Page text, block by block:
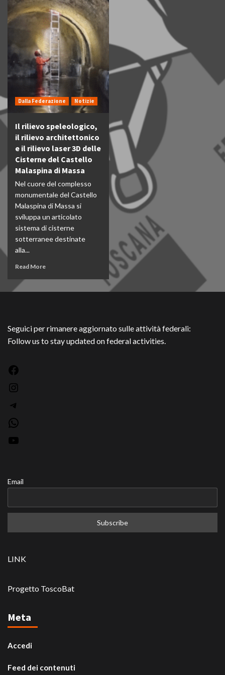
Dalla Federazione Notizie
Il rilievo speleologico,
il rilievo architettonico
e il rilievo laser 3D delle
Cisterne del Castello
Malaspina di Massa
Nel cuore del complesso
monumentale del Castello
Malaspina di Massa si
sviluppa un articolato
sistema di cisterne
sotterranee destinate
alla...
Read More
Seguici per rimanere aggiornato sulle attività federali:
Follow us to stay updated on federal activities.
Email
LINK
Progetto ToscoBat
Meta
Accedi
Feed dei contenuti